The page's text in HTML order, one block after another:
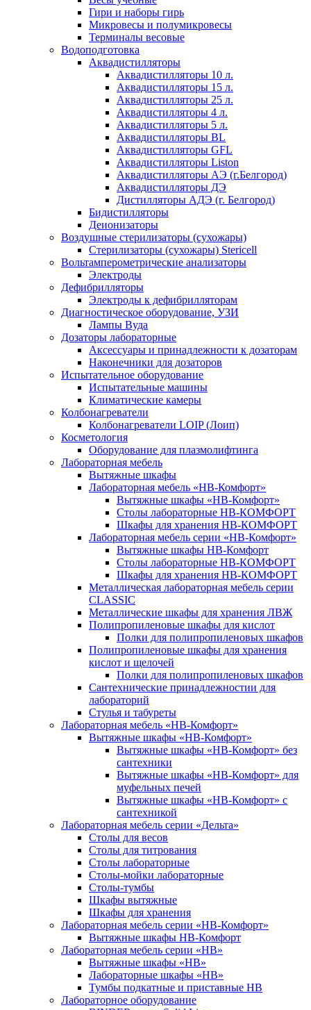
Гири и наборы гирь
Микровесы и полумикровесы
Терминалы весовые
Водоподготовка
Аквадистилляторы
Аквадистилляторы 10 л.
Аквадистилляторы 15 л.
Аквадистилляторы 25 л.
Аквадистилляторы 4 л.
Аквадистилляторы 5 л.
Аквадистилляторы BL
Аквадистилляторы GFL
Аквадистилляторы Liston
Аквадистилляторы АЭ (г.Белгород)
Аквадистилляторы ДЭ
Дистилляторы АДЭ (г. Белгород)
Бидистилляторы
Деионизаторы
Воздушные стерилизаторы (сухожары)
Стерилизаторы (сухожары) Stericell
Вольтамперометрические анализаторы
Электроды
Дефибрилляторы
Электроды к дефибрилляторам
Диагностическое оборудование, УЗИ
Лампы Вуда
Дозаторы лабораторные
Аксессуары и принадлежности к дозаторам
Наконечники для дозаторов
Испытательное оборудование
Испытательные машины
Климатические камеры
Колбонагреватели
Колбонагреватели LOIP (Лоип)
Косметология
Оборудование для плазмолифтинга
Лабораторная мебель
Вытяжные шкафы
Лабораторная мебель «НВ-Комфорт»
Вытяжные шкафы «НВ-Комфорт»
Столы лабораторные НВ-КОМФОРТ
Шкафы для хранения НВ-КОМФОРТ
Лабораторная мебель серии «НВ-Комфорт»
Вытяжные шкафы НВ-Комфорт
Столы лабораторные НВ-КОМФОРТ
Шкафы для хранения НВ-КОМФОРТ
Металлическая лабораторная мебель серии
CLASSIC
Металлические шкафы для хранения ЛВЖ
Полипропиленовые шкафы для кислот
Полки для полипропиленовых шкафов
Полипропиленовые шкафы для хранения
кислот и щелочей
Полки для полипропиленовых шкафов
Сантехнические принадлежностии для
лабораторий
Стулья и табуреты
Лабораторная мебель «НВ-Комфорт»
Вытяжные шкафы «НВ-Комфорт»
Вытяжные шкафы «НВ-Комфорт» без
сантехники
Вытяжные шкафы «НВ-Комфорт» для
муфельных печей
Вытяжные шкафы «НВ-Комфорт» с
сантехникой
Лабораторная мебель серии «Дельта»
Столы для весов
Столы для титрования
Столы лабораторные
Столы-мойки лабораторные
Столы-тумбы
Шкафы вытяжные
Шкафы для хранения
Лабораторная мебель серии «НВ-Комфорт»
Вытяжные шкафы НВ-Комфорт
Лабораторная мебель серии «НВ»
Вытяжные шкафы «НВ»
Лабораторные шкафы «НВ»
Тумбы подкатные и приставные НВ
Лабораторное оборудование